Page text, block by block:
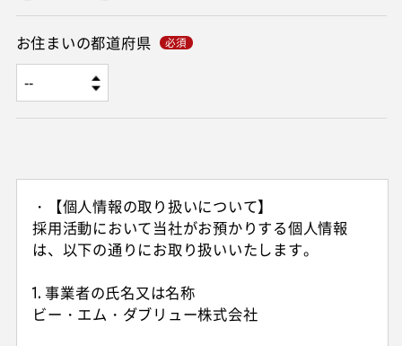
お住まいの都道府県
・【個人情報の取り扱いについて】
採用活動において当社がお預かりする個人情報
は、以下の通りにお取り扱いいたします。
1. 事業者の氏名又は名称
ビー・エム・ダブリュー株式会社